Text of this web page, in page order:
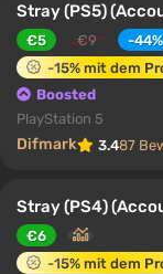
Stray (PS5)
€5 €9
-44%
-15% mit dem
Boosted
PlayStation 5
Difmark 3.487
Stray (PS4)
€6
-15% mit dem